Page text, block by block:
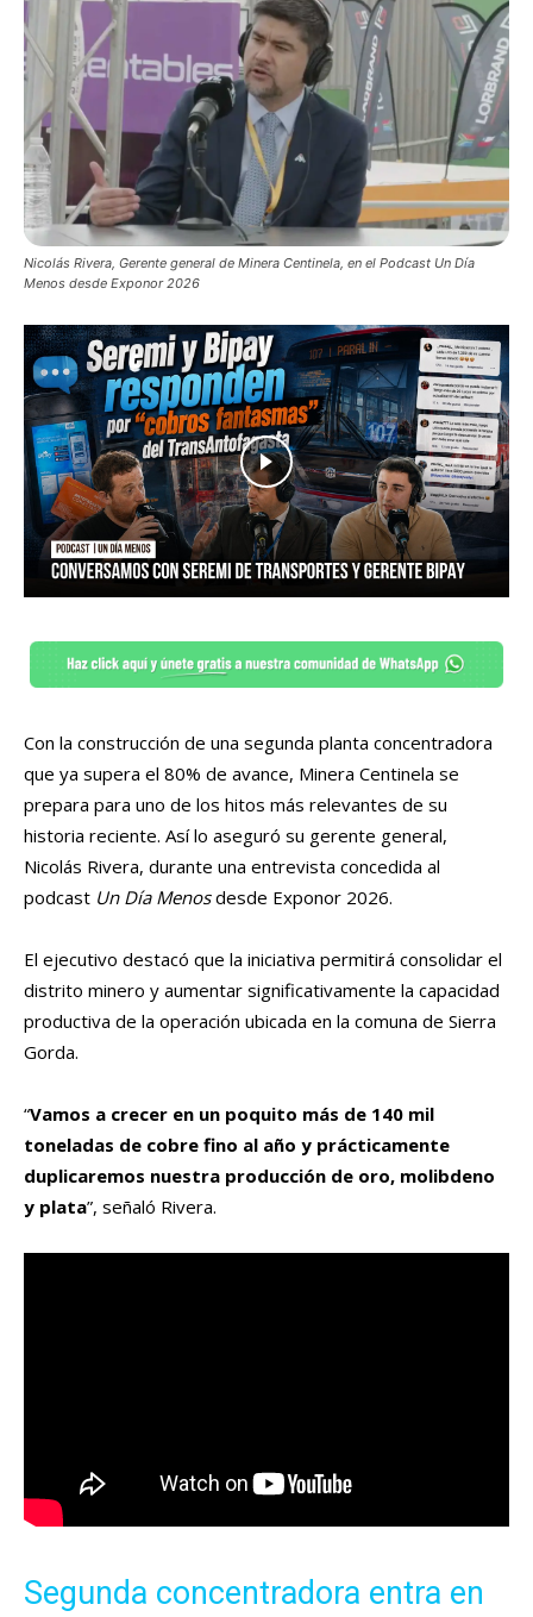
Nicolás Rivera, Gerente general de Minera Centinela, en el Podcast Un Día
Menos desde Exponor 2026
Con la construcción de una segunda planta concentradora
que ya supera el 80% de avance, Minera Centinela se
prepara para uno de los hitos más relevantes de su
historia reciente. Así lo aseguró su gerente general,
Nicolás Rivera, durante una entrevista concedida al
podcast Un Día Menosdesde Exponor 2026.
El ejecutivo destacó que la iniciativa permitirá consolidar el
distrito minero y aumentar significativamente la capacidad
productiva de la operación ubicada en la comuna de Sierra
Gorda.
“Vamos a crecer en un poquito más de 140 mil
toneladas de cobre fino al año y prácticamente
duplicaremos nuestra producción de oro, molibdeno
y plata”, señaló Rivera.
Segunda concentradora entra en